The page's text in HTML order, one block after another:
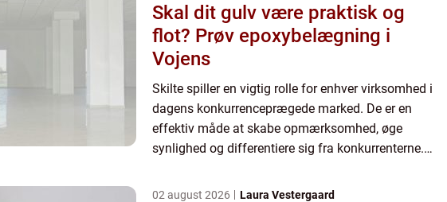
Skal dit gulv være praktisk og
flot? Prøv epoxybelægning i
Vojens
Skilte spiller en vigtig rolle for enhver virksomhed i
dagens konkurrenceprægede marked. De er en
effektiv måde at skabe opmærksomhed, øge
synlighed og differentiere sig fra konkurrenterne.
02 august 2026 Laura Vestergaard